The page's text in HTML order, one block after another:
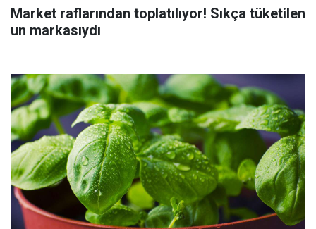
Market raflarından toplatılıyor! Sıkça tüketilen
un markasıydı